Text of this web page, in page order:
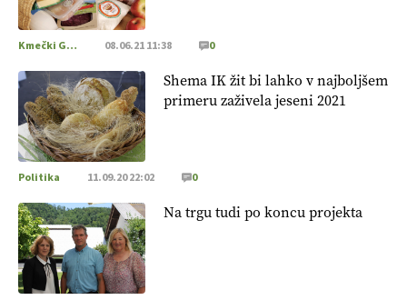
Kmečki Glas 08.06.21 11:38 0
Shema IK žit bi lahko v najboljšem
primeru zaživela jeseni 2021
Politika 11.09.20 22:02 0
Na trgu tudi po koncu projekta